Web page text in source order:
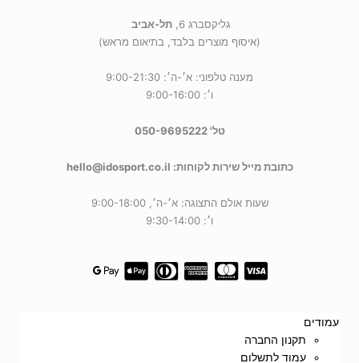
גליקסברג 6,
תל-אביב
(איסוף מוצרים בלבד, בתיאום מראש)
מענה טלפוני: א׳-ה׳: 9:00-21:30
ו׳: 9:00-16:00
טל' 050-9695222
כתובת מייל שירות לקוחות: hello@idosport.co.il
שעות אולם התצוגה: א׳-ה׳, 9:00-18:00
ו׳: 9:30-14:00
עמודים
תקנון החברה
עמוד לתשלום